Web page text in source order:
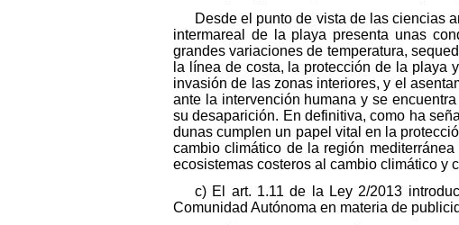
Desde el punto de vista de las ciencias
intermareal de la playa presenta unas
grandes variaciones de temperatura,
la línea de costa, la protección de la playa
invasión de las zonas interiores, y el
ante la intervención humana y se
su desaparición. En definitiva, como ha
dunas cumplen un papel vital en la
cambio climático de la región
ecosistemas costeros al cambio climático y
c) El art. 1.11 de la Ley 2/2013
Comunidad Autónoma en materia de